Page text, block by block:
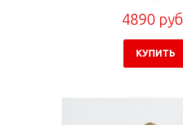
4890 руб.
КУПИТЬ